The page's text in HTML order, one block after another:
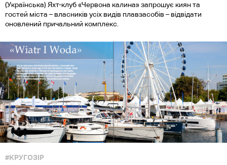
(Українська) Яхт-клуб «Червона калина» запрошує киян та
гостей міста – власників усіх видів плавзасобів – відвідати
оновлений причальний комплекс.
#КРУГОЗІР